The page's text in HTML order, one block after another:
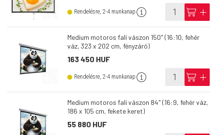
Rendelésre, 2-4 munkanap info cart add
Medium motoros fali vászon 150" (16:10, fehér
váz, 323 x 202 cm, fényzáró)
163 450 HUF
Rendelésre, 2-4 munkanap info cart add
Medium motoros fali vászon 84" (16:9, fehér váz,
186 x 105 cm, fekete keret)
55 880 HUF